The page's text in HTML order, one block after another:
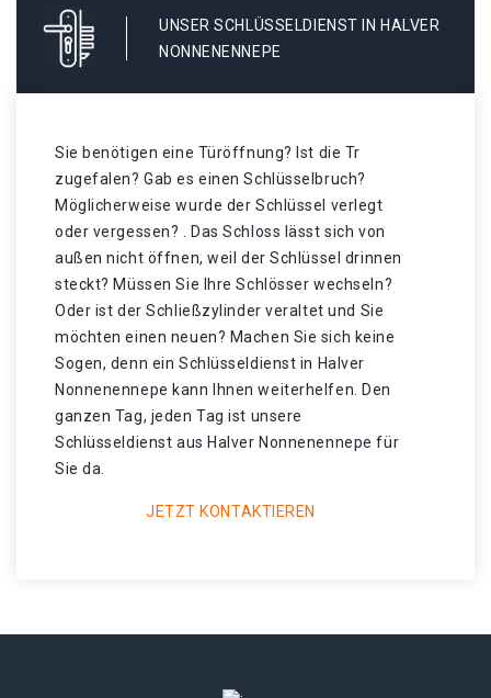
UNSER SCHLÜSSELDIENST IN HALVER
NONNENENNEPE
Sie benötigen eine Türöffnung? Ist die Tr
zugefalen? Gab es einen Schlüsselbruch?
Möglicherweise wurde der Schlüssel verlegt
oder vergessen? . Das Schloss lässt sich von
außen nicht öffnen, weil der Schlüssel drinnen
steckt? Müssen Sie Ihre Schlösser wechseln?
Oder ist der Schließzylinder veraltet und Sie
möchten einen neuen? Machen Sie sich keine
Sogen, denn ein Schlüsseldienst in Halver
Nonnenennepe kann Ihnen weiterhelfen. Den
ganzen Tag, jeden Tag ist unsere
Schlüsseldienst aus Halver Nonnenennepe für
Sie da.
JETZT KONTAKTIEREN